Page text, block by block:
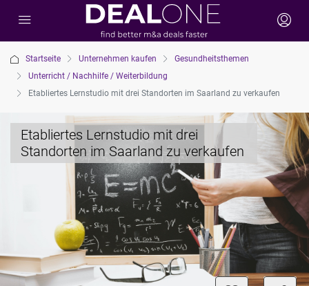
Startseite Unternehmen kaufen
Gesundheitsthemen
Unterricht / Nachhilfe / Weiterbildung
Etabliertes Lernstudio mit drei Standorten im Saarland zu verkaufen
Etabliertes Lernstudio mit drei
Standorten im Saarland zu verkaufen